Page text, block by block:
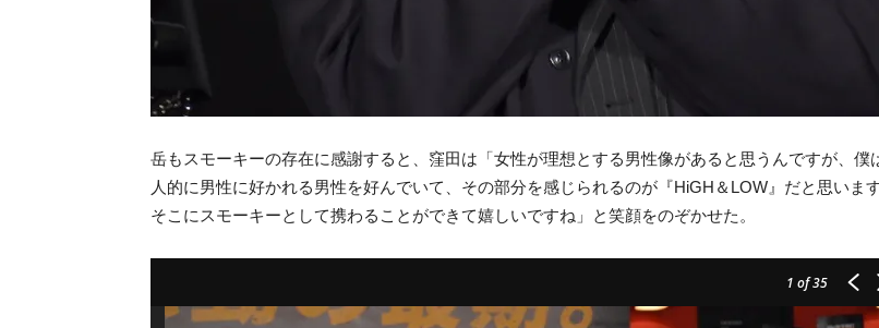
岳もスモーキーの存在に感謝すると、窪田は「女性が理想とする男性像があると思うんですが、僕
人的に男性に好かれる男性を好んでいて、その部分を感じられるのが『HiGH＆LOW』だと思います
そこにスモーキーとして携わることができて嬉しいですね」と笑顔をのぞかせた。
1 of 35